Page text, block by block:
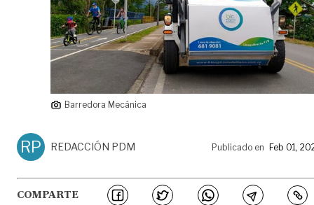
Barredora Mecánica
RP REDACCIÓN PDM Publicado en Feb 01,
COMPARTE